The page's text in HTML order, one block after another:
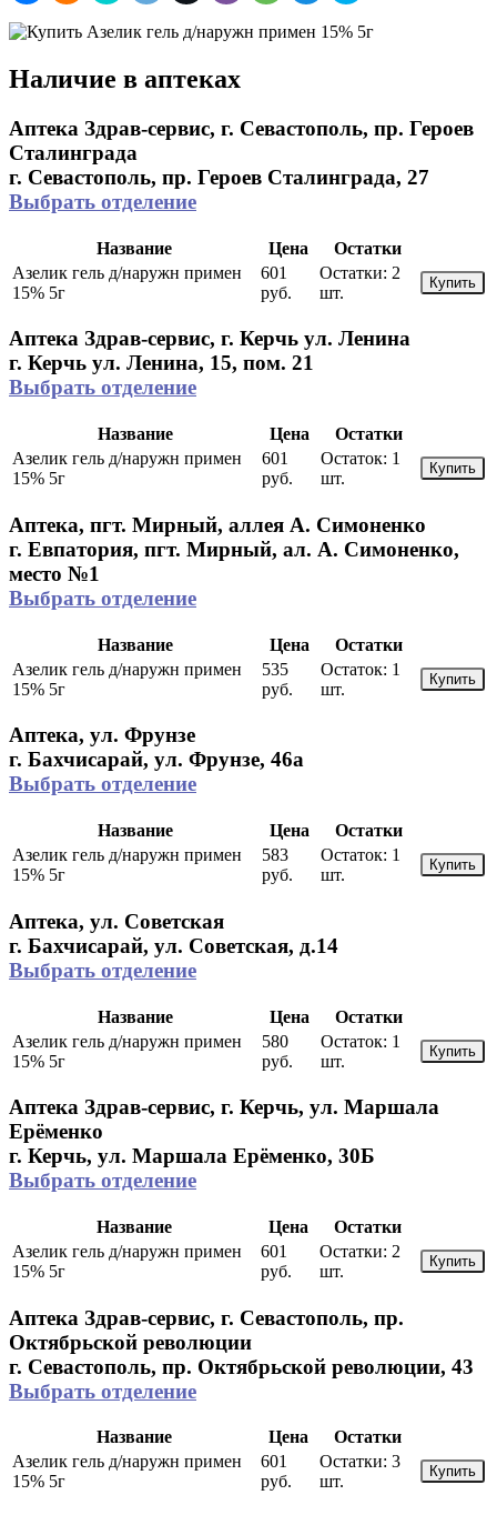
Наличие в аптеках
Аптека Здрав-сервис, г. Севастополь, пр. Героев
Сталинграда
г. Севастополь, пр. Героев Сталинграда, 27
Выбрать отделение
Название Цена
Остатки
Азелик гель д/наружн примен
15% 5г
601
руб.
Остатки: 2
шт.
Купить
Аптека Здрав-сервис, г. Керчь ул. Ленина
г. Керчь ул. Ленина, 15, пом. 21
Выбрать отделение
Название Цена
Остатки
Азелик гель д/наружн примен
15% 5г
601
руб.
Остаток: 1
шт.
Купить
Аптека, пгт. Мирный, аллея А. Симоненко
г. Евпатория, пгт. Мирный, ал. А. Симоненко,
место №1
Выбрать отделение
Название Цена
Остатки
Азелик гель д/наружн примен
15% 5г
535
руб.
Остаток: 1
шт.
Купить
Аптека, ул. Фрунзе
г. Бахчисарай, ул. Фрунзе, 46а
Выбрать отделение
Название Цена
Остатки
Азелик гель д/наружн примен
15% 5г
583
руб.
Остаток: 1
шт.
Купить
Аптека, ул. Советская
г. Бахчисарай, ул. Советская, д.14
Выбрать отделение
Название Цена
Остатки
Азелик гель д/наружн примен
15% 5г
580
руб.
Остаток: 1
шт.
Купить
Аптека Здрав-сервис, г. Керчь, ул. Маршала
Ерёменко
г. Керчь, ул. Маршала Ерёменко, 30Б
Выбрать отделение
Название Цена
Остатки
Азелик гель д/наружн примен
15% 5г
601
руб.
Остатки: 2
шт.
Купить
Аптека Здрав-сервис, г. Севастополь, пр.
Октябрьской революции
г. Севастополь, пр. Октябрьской революции, 43
Выбрать отделение
Название Цена
Остатки
Азелик гель д/наружн примен
15% 5г
601
руб.
Остатки: 3
шт.
Купить